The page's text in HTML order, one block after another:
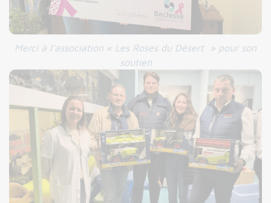
Merci à l’association « Les Roses du Désert » pour son
soutien